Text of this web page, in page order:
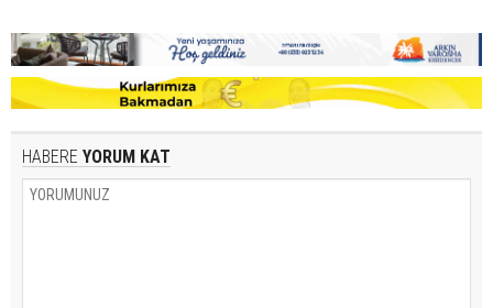
HABERE YORUM KAT